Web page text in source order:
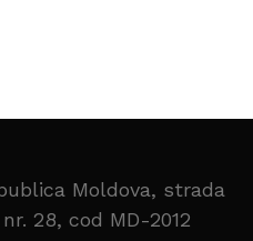
Moldova, strada
28, cod MD-2012